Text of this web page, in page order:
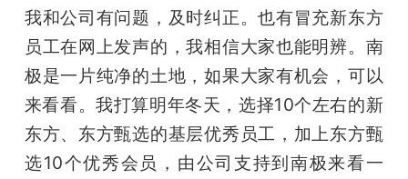
我和公司有问题，及时纠正。也有冒充新东方
员工在网上发声的，我相信大家也能明辨。南
极是一片纯净的土地，如果大家有机会，可以
来看看。我打算明年冬天，选择10个左右的新
东方、东方甄选的基层优秀员工，加上东方甄
选10个优秀会员，由公司支持到南极来看一